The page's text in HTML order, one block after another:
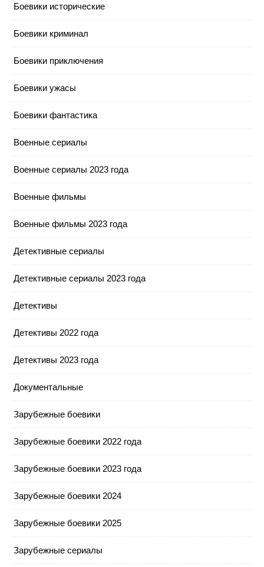
Боевики исторические
Боевики криминал
Боевики приключения
Боевики ужасы
Боевики фантастика
Военные сериалы
Военные сериалы 2023 года
Военные фильмы
Военные фильмы 2023 года
Детективные сериалы
Детективные сериалы 2023 года
Детективы
Детективы 2022 года
Детективы 2023 года
Документальные
Зарубежные боевики
Зарубежные боевики 2022 года
Зарубежные боевики 2023 года
Зарубежные боевики 2024
Зарубежные боевики 2025
Зарубежные сериалы